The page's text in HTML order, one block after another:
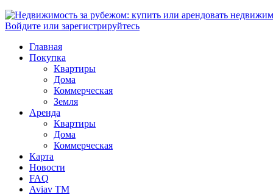
Войдите или зарегистрируйтесь
Главная
Покупка
Квартиры
Дома
Коммерческая
Земля
Аренда
Квартиры
Дома
Коммерческая
Карта
Новости
FAQ
Aviav TM